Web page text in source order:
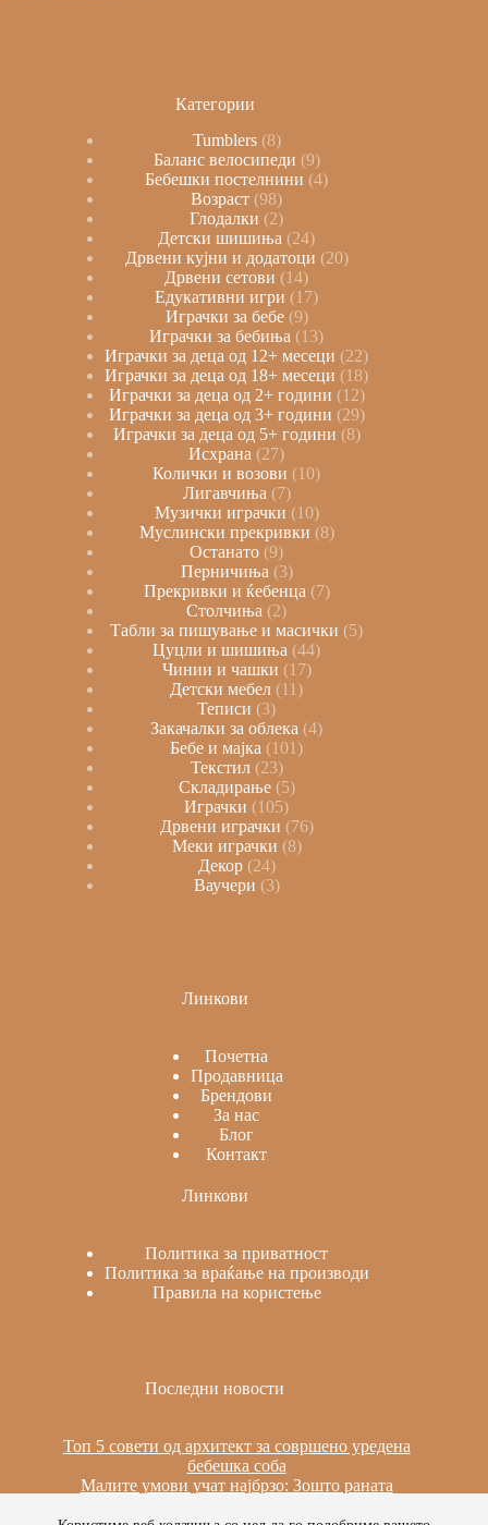
Категории
Tumblers 8
Баланс велосипеди 9
Бебешки постелнини 4
Возраст 98
Глодалки
2
Детски шишиња
24
Дрвени кујни и додатоци 20
Дрвени сетови
14
Едукативни игри
17
Играчки за бебе 9
Играчки за бебиња
13
Играчки за деца од 12+ месеци
22
Играчки за деца од 18+ месеци
18
Играчки за деца од 2+ години 12
Играчки за деца од 3+ години 29
Играчки за деца од 5+ години 8
Исхрана
27
Колички и возови
10
Лигавчиња 7
Музички играчки 10
Муслински прекривки 8
Останато 9
Перничиња 3
Прекривки и ќебенца 7
Столчиња
2
Табли за пишување и масички
5
Цуцли и шишиња 44
Чинии и чашки 17
Детски мебел
11
Теписи
3
Закачалки за облека 4
Бебе и мајка
101
Текстил 23
Складирање 5
Играчки
105
Дрвени играчки 76
Меки играчки 8
Декор 24
Ваучери 3
Линкови
Почетна
Продавница
Брендови
За нас
Блог
Контакт
Линкови
Политика за приватност
Политика за враќање на производи
Правила на користење
Последни новости
Топ 5 совети од архитект за совршено уредена
бебешка соба
Малите умови учат најбрзо: Зошто раната